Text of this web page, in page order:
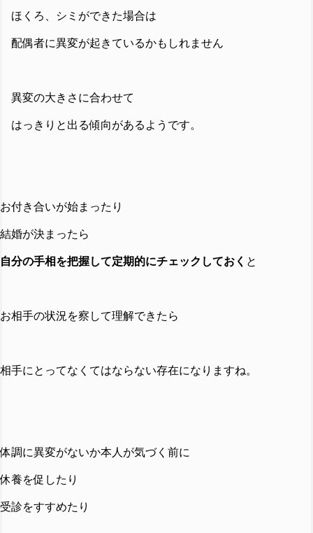
ほくろ、シミができた場合は
配偶者に異変が起きているかもしれません
異変の大きさに合わせて
はっきりと出る傾向があるようです。
お付き合いが始まったり
結婚が決まったら
自分の手相を把握して定期的にチェックしておく と
お相手の状況を察して理解できたら
相手にとってなくてはならない存在になりますね。
体調に異変がないか本人が気づく前に
休養を促したり
受診をすすめたり